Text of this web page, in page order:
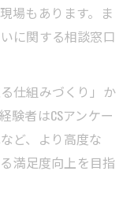
場もあります。ま
に関する相談窓口
仕組みづくり」か
験者はCSアンケー
ど、より高度な
満足度向上を目指